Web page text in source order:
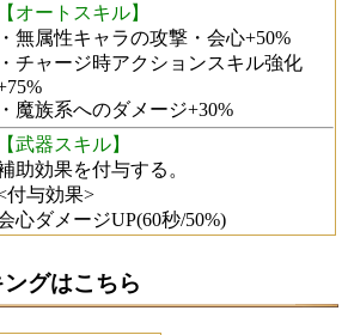
【オートスキル】
・無属性キャラの攻撃・会心+50%
・チャージ時アクションスキル強化
・魔族系へのダメージ+30%
【武器スキル】
助効果を付与する。
付与効果>
心ダメージUP(60秒/50%)
グはこちら